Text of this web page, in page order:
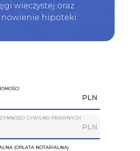
wieczystej oraz
hipoteki.
PLN
CYWILNO-PRAWNYCH
PLN
(OPŁATA NOTARIALNA)